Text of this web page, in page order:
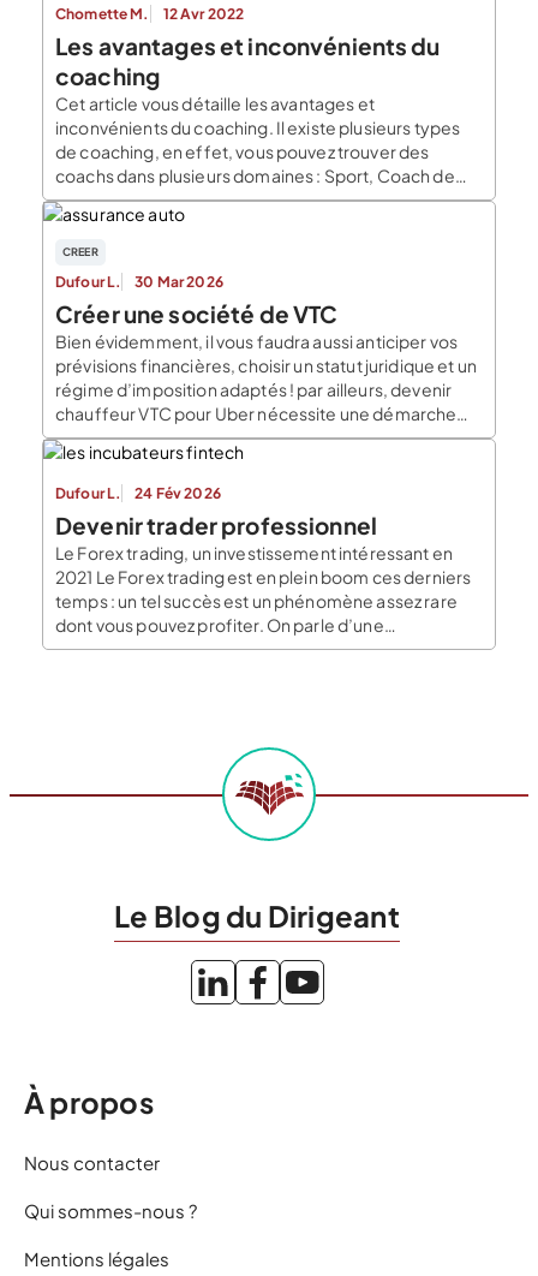
Chomette M. 12 Avr 2022
Les avantages et inconvénients du
coaching
Cet article vous détaille les avantages et
inconvénients du coaching. Il existe plusieurs types
de coaching, en effet, vous pouvez trouver des
coachs dans plusieurs domaines : Sport, Coach de
vie, Coach de santé, De développement personnel,
De création d’entreprise, Mais également dans la
gestion d’une entreprise … Vous pouvez trouver des
coachs physiques, des coachs […]
CREER
Dufour L. 30 Mar 2026
Créer une société de VTC
Bien évidemment, il vous faudra aussi anticiper vos
prévisions financières, choisir un statut juridique et un
régime d’imposition adaptés ! par ailleurs, devenir
chauffeur VTC pour Uber nécessite une démarche
particulière. On vous explique tout sur le Blog du
Dirigeant. Les conditions professionnelles pour avoir
le droit de créer une entreprise de VTC Pour pouvoir
Dufour L. 24 Fév 2026
Devenir trader professionnel
Le Forex trading, un investissement intéressant en
2021 Le Forex trading est en plein boom ces derniers
temps : un tel succès est un phénomène assez rare
dont vous pouvez profiter. On parle d’une
augmentation de 477%, principalement due à
Le Blog du Dirigeant
À propos
Nous contacter
Qui sommes-nous ?
Mentions légales